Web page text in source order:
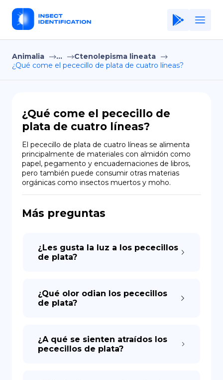
Home
Application
Terms of Use
Privacy Policy
ES
EN
DE
Copiright © Niro ID
Animalia ...
Ctenolepisma lineata
¿Qué come el pececillo de plata de cuatro líneas?
¿Qué come el pececillo de
plata de cuatro líneas?
El pececillo de plata de cuatro líneas se alimenta
principalmente de materiales con almidón como
papel, pegamento y encuadernaciones de libros,
pero también puede consumir otras materias
orgánicas como insectos muertos y moho.
Más preguntas
¿Les gusta la luz a los pececillos
de plata?
¿Qué olor odian los pececillos
de plata?
¿A qué se sienten atraídos los
pececillos de plata?